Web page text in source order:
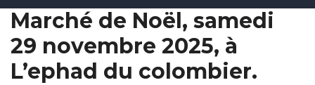
Marché de Noël, samedi
29 novembre 2025, à
L’ephad du colombier.